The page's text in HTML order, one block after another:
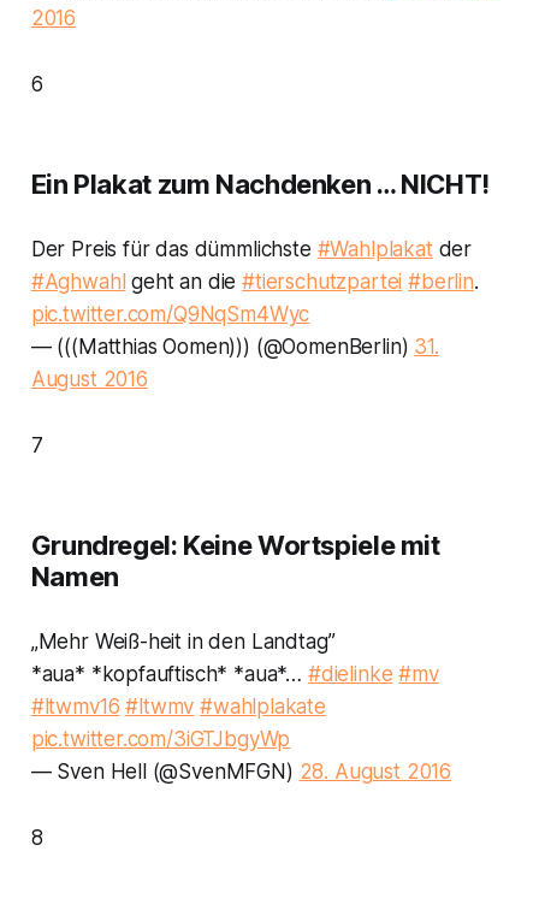
2016
6
Ein Plakat zum Nachdenken … NICHT!
Der Preis für das dümmlichste #Wahlplakatder
#Aghwahl geht an die#tierschutzpartei #berlin.
pic.twitter.com/Q9NqSm4Wyc
— (((Matthias Oomen))) (@OomenBerlin) 31.
August 2016
7
Grundregel: Keine Wortspiele mit
Namen
„Mehr Weiß-heit in den Landtag”
*aua* *kopfauftisch* *aua*… #dielinke #mv
#ltwmv16 #ltwmv #wahlplakate
pic.twitter.com/3iGTJbgyWp
— Sven Hell (@SvenMFGN) 28. August 2016
8